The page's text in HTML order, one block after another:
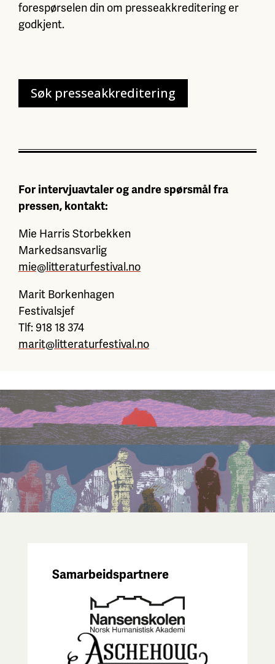
forespørselen din om presseakkreditering er
godkjent.
Søk presseakkreditering
For intervjuavtaler og andre spørsmål fra
pressen, kontakt:
Mie Harris Storbekken
Markedsansvarlig
mie@litteraturfestival.no
Marit Borkenhagen
Festivalsjef
Tlf: 918 18 374
marit@litteraturfestival.no
Samarbeidspartnere